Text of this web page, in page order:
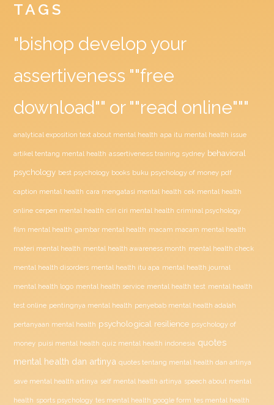
TAGS
"bishop develop your
assertiveness ""free
download"" or ""read online"""
analytical exposition text about mental health apa itu mental health issue
artikel tentang mental health assertiveness training sydney behavioral
psychology best psychology books buku psychology of money pdf
caption mental health cara mengatasi mental health cek mental health
online cerpen mental health ciri ciri mental health criminal psychology
film mental health gambar mental health macam macam mental health
materi mental health mental health awareness month mental health check
mental health disorders mental health itu apa mental health journal
mental health logo mental health service mental health test mental health
test online pentingnya mental health penyebab mental health adalah
pertanyaan mental health psychological resilience psychology of
money puisi mental health quiz mental health indonesia quotes
mental health dan artinya quotes tentang mental health dan artinya
save mental health artinya self mental health artinya speech about mental
health sports psychology tes mental health google form tes mental health